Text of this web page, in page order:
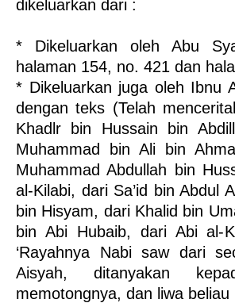
dikeluarkan dari :
* Dikeluarkan oleh Abu
halaman 154, no. 421 dan
* Dikeluarkan juga oleh Ibnu
dengan teks (Telah
Khadlr bin Hussain bin
Muhammad bin Ali bin
Muhammad Abdullah bin
al-Kilabi, dari Sa’id bin Abdul
bin Hisyam, dari Khalid bin
bin Abi Hubaib, dari Abi al-
‘Rayahnya Nabi saw dari
Aisyah, ditanyakan
memotongnya, dan liwa